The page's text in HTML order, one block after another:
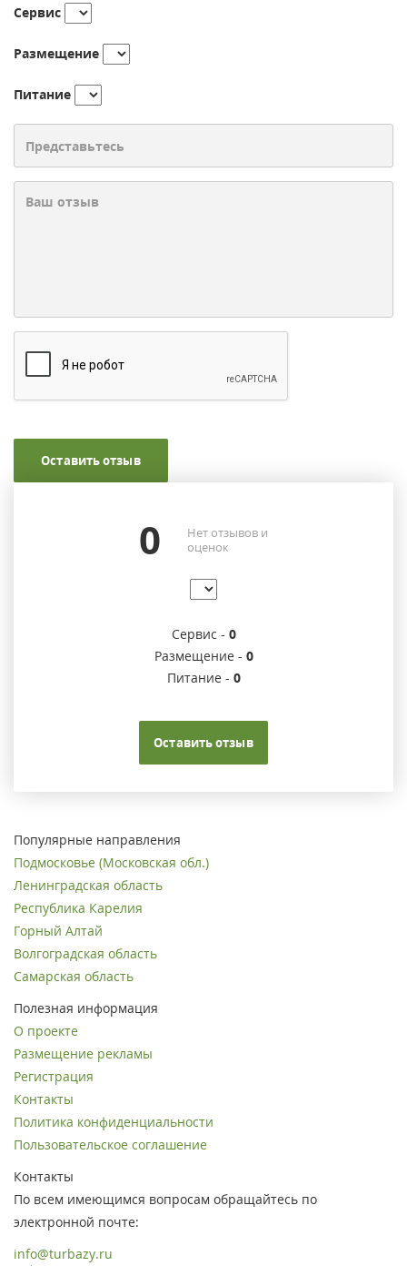
Сервис
Размещение
Питание
Оставить отзыв
0
Нет отзывов и
оценок
Сервис - 0
Размещение - 0
Питание - 0
Оставить отзыв
Популярные направления
Подмосковье (Московская обл.)
Ленинградская область
Республика Карелия
Горный Алтай
Волгоградская область
Самарская область
Полезная информация
О проекте
Размещение рекламы
Регистрация
Контакты
Политика конфиденциальности
Пользовательское соглашение
Контакты
По всем имеющимся вопросам обращайтесь по
электронной почте:
info@turbazy.ru